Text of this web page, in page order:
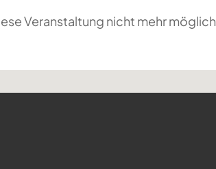
Veranstaltung nicht mehr möglich.